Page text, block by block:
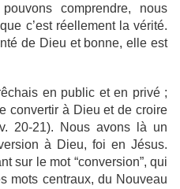
comprendre, nous
c’est réellement la vérité.
de Dieu et bonne, elle est
en public et en privé ;
convertir à Dieu et de croire
20-21). Nous avons là un
à Dieu, foi en Jésus.
sur le mot “conversion”, qui
mots centraux, du Nouveau